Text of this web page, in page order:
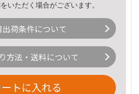
いただく場合がございます。
出荷条件について
方法・送料について
トに入れる